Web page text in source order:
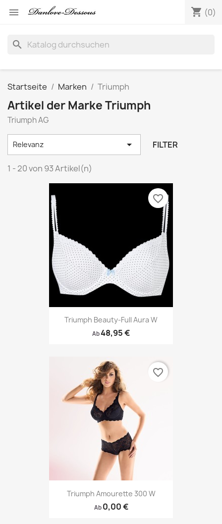
 shopping_cart (0)
search
Startseite Marken Triumph
Artikel der Marke Triumph
Triumph AG
Relevanz  FILTER
1 - 20 von 93 Artikel(n)
Triumph Beauty-Full Aura W
Ab48,95 €
favorite_border
Triumph Amourette 300 W
Ab 0,00 €
favorite_border